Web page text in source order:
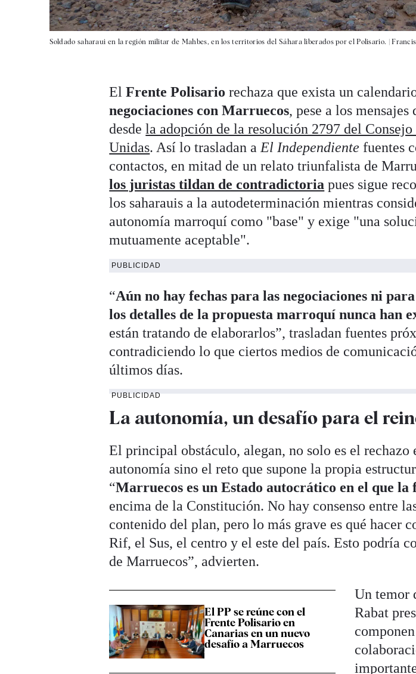
Soldado saharaui en la región militar de Mahbes, en los territorios del Sáhara liberados por el Polisario. |
ElFrente Polisario rechaza que exista un
negociaciones con Marruecos, pese a los
desdela adopción de la resolución 2797 del
Unidas. Así lo trasladan aEl Independiente fuentes
contactos, en mitad de un relato triunfalista de
los juristas tildan de contradictoria pues sigue
los saharauis a la autodeterminación mientras
autonomía marroquí como "base" y exige "una
mutuamente aceptable".
PUBLICIDAD
“Aún no hay fechas para las negociaciones ni
los detalles de la propuesta marroquí nunca han
están tratando de elaborarlos”, trasladan fuentes
contradiciendo lo que ciertos medios de
últimos días.
PUBLICIDAD
La autonomía, un desafío para el
El principal obstáculo, alegan, no solo es el rechazo
autonomía sino el reto que supone la propia
“Marruecos es un Estado autocrático en el que
encima de la Constitución. No hay consenso entre
contenido del plan, pero lo más grave es qué hacer
Rif, el Sus, el centro y el este del país. Esto podría
de Marruecos”, advierten.
El PP se reúne con el
Frente Polisario en
Canarias en un nuevo
desafío a Marruecos
Un temor
Rabat